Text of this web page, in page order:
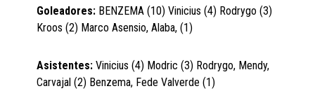
Goleadores: BENZEMA (10) Vinicius (4) Rodrygo (3)
Kroos (2) Marco Asensio, Alaba, (1)
Asistentes:Vinicius (4) Modric (3) Rodrygo, Mendy,
Carvajal (2) Benzema, Fede Valverde (1)